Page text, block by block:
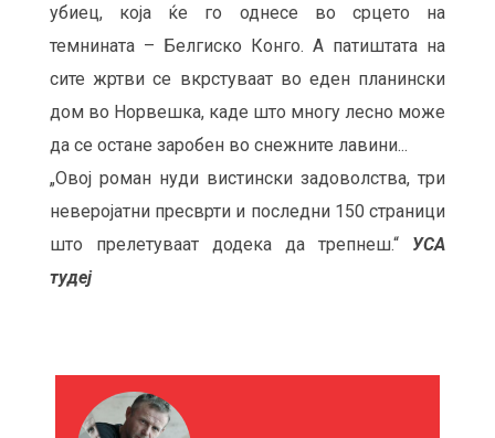
убиец, која ќе го однесе во срцето на
темнината – Белгиско Конго. А патиштата на
сите жртви се вкрстуваат во еден планински
дом во Норвешка, каде што многу лесно може
да се остане заробен во снежните лавини...
„Овој роман нуди вистински задоволства, три
неверојатни пресврти и последни 150 страници
што прелетуваат додека да трепнеш.“ УСА
тудеј